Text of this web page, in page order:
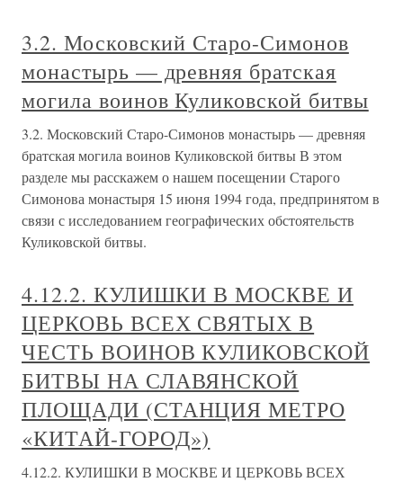
3.2. Московский Старо-Симонов
монастырь — древняя братская
могила воинов Куликовской битвы
3.2. Московский Старо-Симонов монастырь — древняя
братская могила воинов Куликовской битвы В этом
разделе мы расскажем о нашем посещении Старого
Симонова монастыря 15 июня 1994 года, предпринятом в
связи с исследованием географических обстоятельств
Куликовской битвы.
4.12.2. КУЛИШКИ В МОСКВЕ И
ЦЕРКОВЬ ВСЕХ СВЯТЫХ В
ЧЕСТЬ ВОИНОВ КУЛИКОВСКОЙ
БИТВЫ НА СЛАВЯНСКОЙ
ПЛОЩАДИ (СТАНЦИЯ МЕТРО
«КИТАЙ-ГОРОД»)
4.12.2. КУЛИШКИ В МОСКВЕ И ЦЕРКОВЬ ВСЕХ